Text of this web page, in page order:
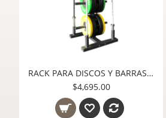
Cajon de Salto Madera Cubo Game Box Bullfit
$2,595.00